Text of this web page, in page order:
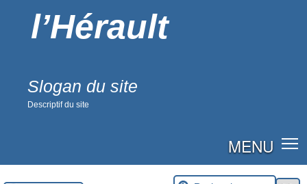
l’Hérault
Slogan du site
Descriptif du site
MENU